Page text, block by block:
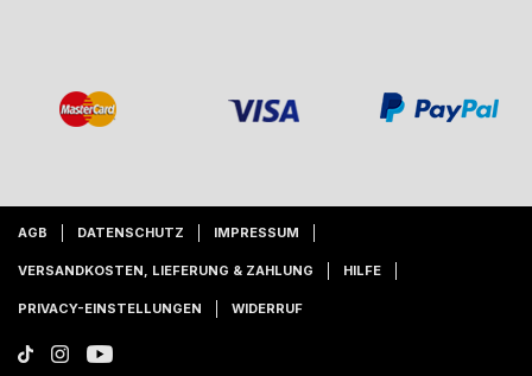
AGB DATENSCHUTZ IMPRESSUM
VERSANDKOSTEN, LIEFERUNG & ZAHLUNG HILFE
PRIVACY-EINSTELLUNGEN WIDERRUF